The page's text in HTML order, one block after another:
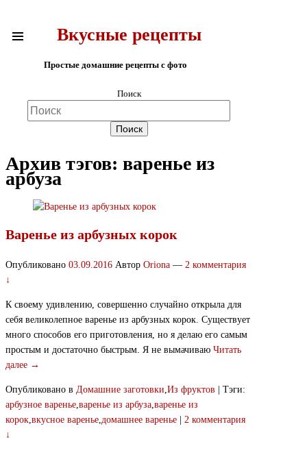
Вкусные рецепты
Простые домашние рецепты с фото
Поиск
Архив тэгов: варенье из
арбуза
Варенье из арбузных корок
Опубликовано 03.09.2016 Автор Oriona — 2 комментария
↓
К своему удивлению, совершенно случайно открыла для
себя великолепное варенье из арбузных корок. Существует
много способов его приготовления, но я делаю его самым
простым и достаточно быстрым. Я не вымачиваю Читать
далее →
Опубликовано в Домашние заготовки,Из фруктов
Тэги:
арбузное варенье,варенье из арбуза,варенье из
корок,вкусное варенье,домашнее варенье
2 комментария
↓